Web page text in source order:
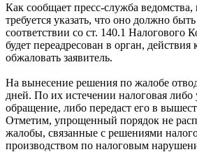
Как сообщает пресс-служба
требуется указать, что оно должно
соответствии со ст. 140.1 Налогового
будет переадресован в орган, действия
обжаловать заявитель.
На вынесение решения по жалобе
дней. По их истечении налоговая либо
обращение, либо передаст его в
Отметим, упрощенный порядок не
жалобы, связанные с решениями
производством по налоговым